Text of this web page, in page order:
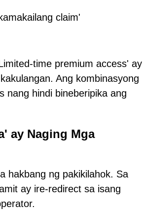
claim'
time premium access' ay
Ang kombinasyong
nang hindi bineberipika ang
ay Naging Mga
hakbang ng pakikilahok. Sa
ay ire-redirect sa isang